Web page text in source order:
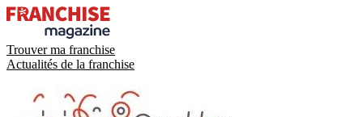
Trouver ma franchise
Actualités de la franchise